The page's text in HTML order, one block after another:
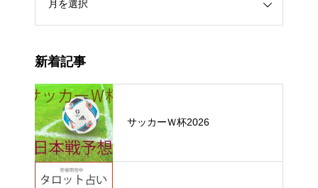
新着記事
サッカーＷ杯2026